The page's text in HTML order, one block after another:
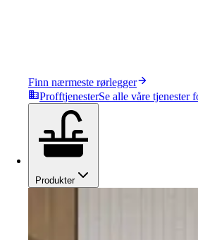
Finn nærmeste rørlegger
ProfftjenesterSe alle våre tjenester
Produkter